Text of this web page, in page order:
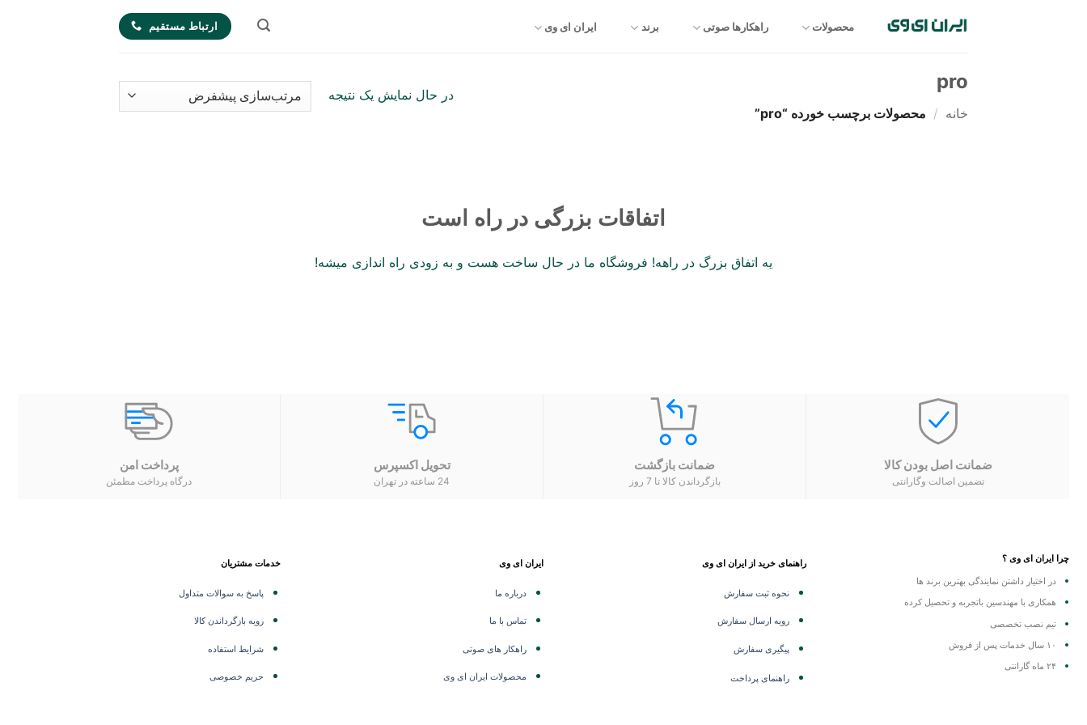
محصولات راهکارها صوتی برند ایران ای وی ارتباط مستقیم
pro
خانه / محصولات برچسب خورده “pro”
در حال نمایش یک نتیجه
اتفاقات بزرگی در راه است
یه اتفاق بزرگ در راهه! فروشگاه ما در حال ساخت هست و به زودی راه اندازی میشه!
ضمانت اصل بودن کالا
تضمین اصالت وگارانتی
ضمانت بازگشت
بازگرداندن کالا تا 7 روز
تحویل اکسپرس
24 ساعته در تهران
پرداخت امن
درگاه پرداخت مطمئن
چرا ایران ای وی ؟
در اختیار داشتن نمایندگی بهترین برند ها
همکاری با مهندسین باتجربه و تحصیل کرده
تیم نصب تخصصی
۱۰ سال خدمات پس از فروش
۲۴ ماه گارانتی
راهنمای خرید از ایران ای وی
نحوه ثبت سفارش
رویه ارسال سفارش
پیگیری سفارش
راهنمای پرداخت
ایران ای وی
درباره ما
تماس با ما
راهکار های صوتی
محصولات ایران ای وی
خدمات مشتریان
پاسخ به سوالات متداول
رویه بازگرداندن کالا
شرایط استفاده
حریم خصوصی